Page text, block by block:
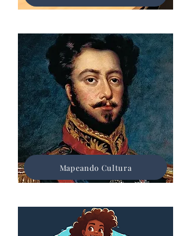
Mapeando Cultura